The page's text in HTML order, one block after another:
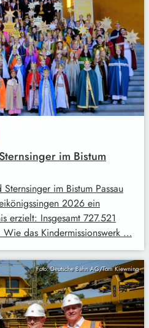
im Bistum
im Bistum Passau
2026 ein
erzielt: Insgesamt 727.521
Wie das Kindermissionswerk …
Foto: Deutsche Bahn AG/Tom Kiewning